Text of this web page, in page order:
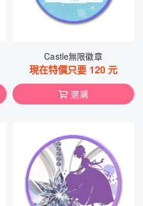
Castle無限徽章
現在特價只要 120 元
選購